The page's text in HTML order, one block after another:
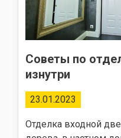
Советы по
изнутри
23.01.2023
Отделка входной